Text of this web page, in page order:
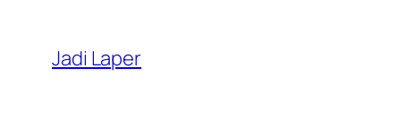
content
Jadi Laper